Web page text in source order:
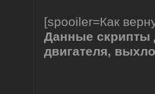
[spooiler=Как
Данные скрипты
двигателя,